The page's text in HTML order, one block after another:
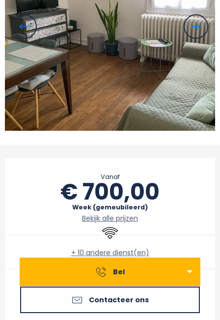
Vanaf
€ 700,00
Week (gemeubileerd)
Bekijk alle prijzen
Wifi
+ 10 andere dienst(en)
Bel
Contacteer ons